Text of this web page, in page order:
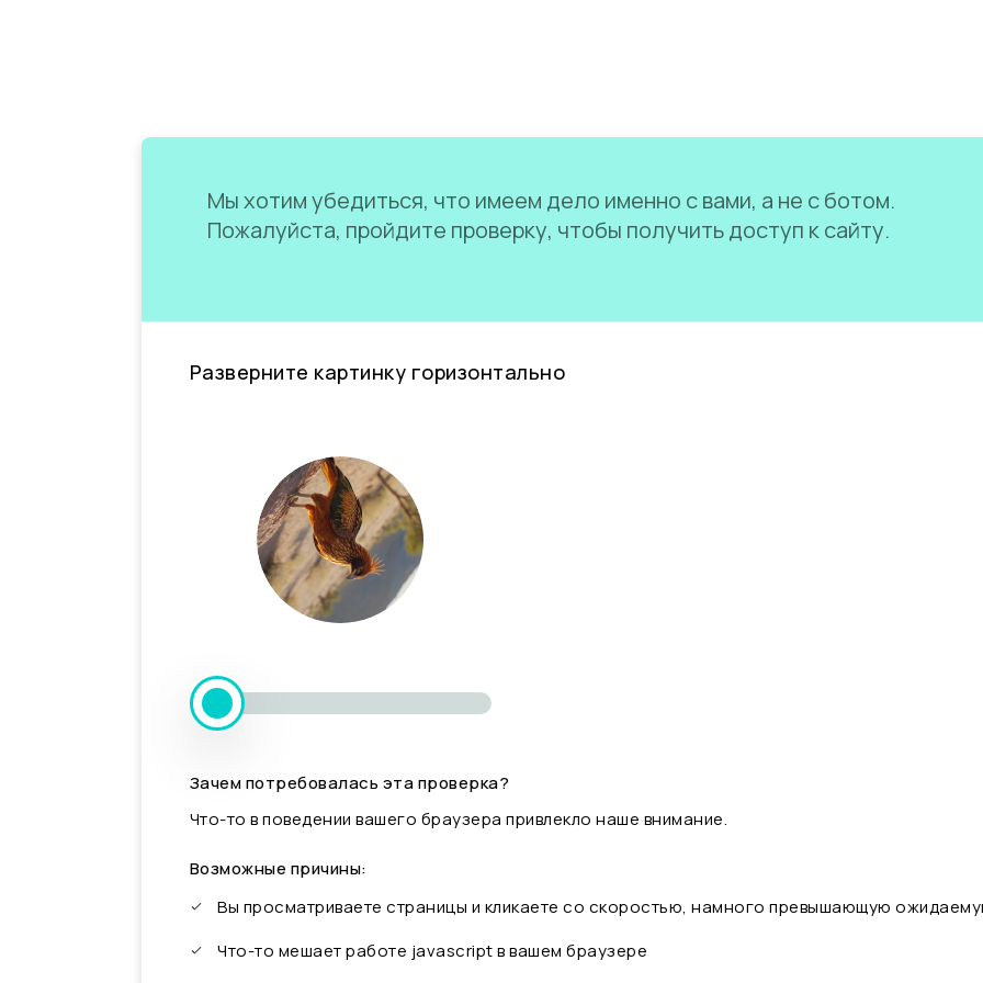
Мы хотим убедиться, что имеем дело именно с вами, а не с ботом.
Пожалуйста, пройдите проверку, чтобы получить доступ к сайту.
Разверните картинку горизонтально
Зачем потребовалась эта проверка?
Что-то в поведении вашего браузера привлекло наше внимание.
Возможные причины:
Вы просматриваете страницы и кликаете со скоростью, намного превышающую
Что-то мешает работе javascript в вашем браузере